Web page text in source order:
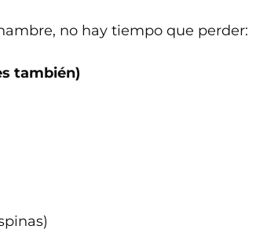
no hay tiempo que perder:
también)